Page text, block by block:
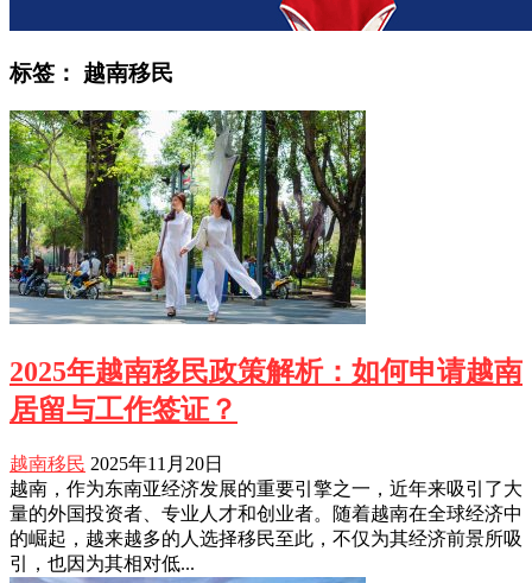
标签： 越南移民
2025年越南移民政策解析：如何申请越南
居留与工作签证？
越南移民 2025年11月20日
越南，作为东南亚经济发展的重要引擎之一，近年来吸引了大
量的外国投资者、专业人才和创业者。随着越南在全球经济中
的崛起，越来越多的人选择移民至此，不仅为其经济前景所吸
引，也因为其相对低...